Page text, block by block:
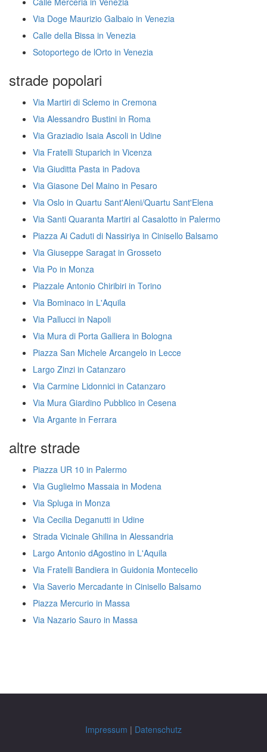
Via Doge Maurizio Galbaio in Venezia
Calle della Bissa in Venezia
Sotoportego de lOrto in Venezia
strade popolari
Via Martiri di Sclemo in Cremona
Via Alessandro Bustini in Roma
Via Graziadio Isaia Ascoli in Udine
Via Fratelli Stuparich in Vicenza
Via Giuditta Pasta in Padova
Via Giasone Del Maino in Pesaro
Via Oslo in Quartu Sant'Aleni/Quartu Sant'Elena
Via Santi Quaranta Martiri al Casalotto in Palermo
Piazza Ai Caduti di Nassiriya in Cinisello Balsamo
Via Giuseppe Saragat in Grosseto
Via Po in Monza
Piazzale Antonio Chiribiri in Torino
Via Bominaco in L'Aquila
Via Pallucci in Napoli
Via Mura di Porta Galliera in Bologna
Piazza San Michele Arcangelo in Lecce
Largo Zinzi in Catanzaro
Via Carmine Lidonnici in Catanzaro
Via Mura Giardino Pubblico in Cesena
Via Argante in Ferrara
altre strade
Piazza UR 10 in Palermo
Via Guglielmo Massaia in Modena
Via Spluga in Monza
Via Cecilia Deganutti in Udine
Strada Vicinale Ghilina in Alessandria
Largo Antonio dAgostino in L'Aquila
Via Fratelli Bandiera in Guidonia Montecelio
Via Saverio Mercadante in Cinisello Balsamo
Piazza Mercurio in Massa
Via Nazario Sauro in Massa
Impressum | Datenschutz